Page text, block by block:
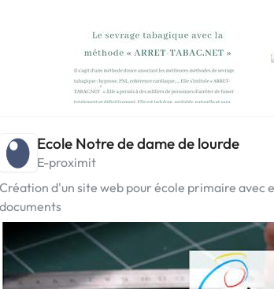
Ecole Notre de dame de lourde
E-proximit
Création d'un site web pour école primaire avec
documents